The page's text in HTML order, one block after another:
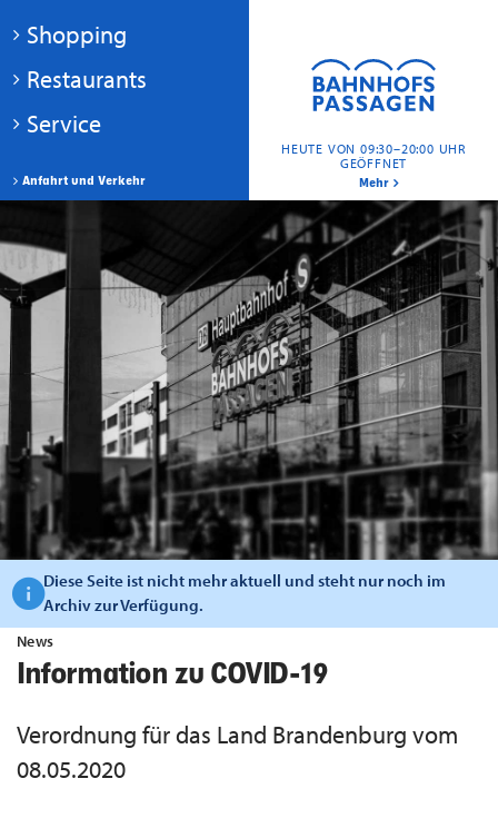
HEUTE VON 09:30–20:00 UHR
GEÖFFNET
Mehr
Anfahrt und Verkehr
Shopping
Restaurants
Service
Diese Seite ist nicht mehr aktuell und steht nur noch im
Archiv zur Verfügung.
News
Information zu COVID-19
Verordnung für das Land Brandenburg vom
08.05.2020